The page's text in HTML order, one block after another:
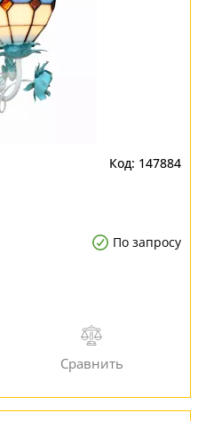
147884
По запросу